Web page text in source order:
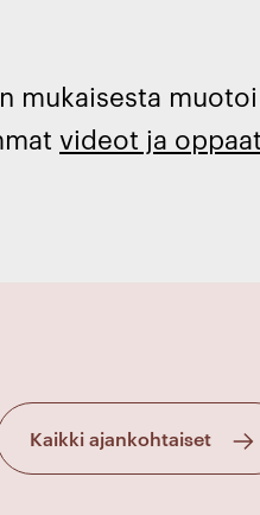
mukaisesta
videot ja
Kaikki ajankohtaiset